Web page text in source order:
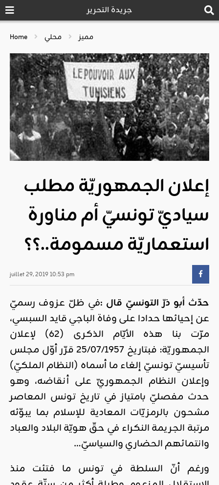
جريدة التحرير
Home مميز محلي
إعلان الجمهوريّة مطلب
سياديّ تونسيّ أم مناورة
استعماريّة مسمومة..؟؟
juillet 29, 2019 10:53 pm
حدّث أبو ذرّ التونسيّ قال :في ظلّ عزوف رسميّ
عن إحيائها حدادا على وفاة الباجي قايد السبسي،
مرّت بنا هذه الأيّام الذكرى (62) لإعلان
الجمهوريّة: فبتاريخ 25/07/1957 قرّر أوّل مجلس
تأسيسيّ تونسيّ إلغاء ما أسماه (النظام الملكيّ)
وإعلان النظام الجمهوريّ على أنقاضه، وهو
حدث مفصليّ بامتياز في تاريخ تونس المعاصر
مشحون بالرمزيّات المعادية للإسلام بما يبوّئه
مرتبة الجريمة النكراء في حقّ هويّة البلاد والعباد
وانتمائهم الحضاري والسياسيّ…
ورغم أنّ السلطة في تونس ما فتئت منذ